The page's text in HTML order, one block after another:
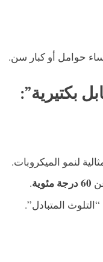
حوامل أو كبار سن.
بكتيرية”:
لنمو الميكروبات.
60 درجة مئوية
.
المتبادل”.